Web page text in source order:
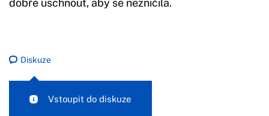
Diskuze
Vstoupit do diskuze